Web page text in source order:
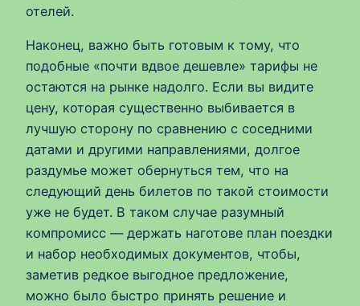
отелей.
Наконец, важно быть готовым к тому, что
подобные «почти вдвое дешевле» тарифы не
остаются на рынке надолго. Если вы видите
цену, которая существенно выбивается в
лучшую сторону по сравнению с соседними
датами и другими направлениями, долгое
раздумье может обернуться тем, что на
следующий день билетов по такой стоимости
уже не будет. В таком случае разумный
компромисс — держать наготове план поездки
и набор необходимых документов, чтобы,
заметив редкое выгодное предложение,
можно было быстро принять решение и